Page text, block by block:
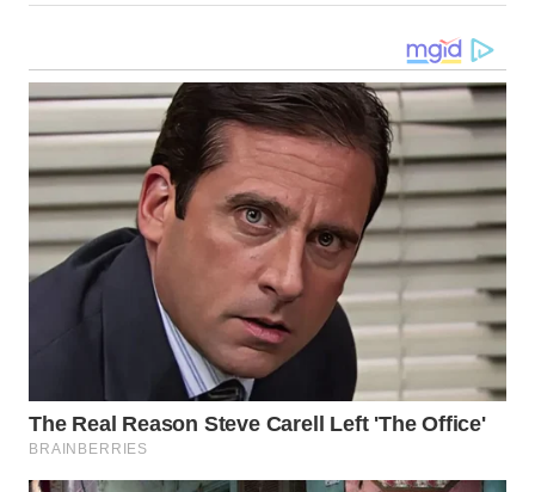
MALUKU
WN
MALUT
WN
DAIRI
WN
DANAU
TOBA
WN
LANGKAT